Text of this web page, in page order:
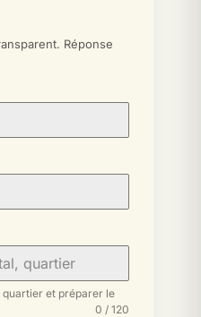
Réponse
et préparer le
0 / 120